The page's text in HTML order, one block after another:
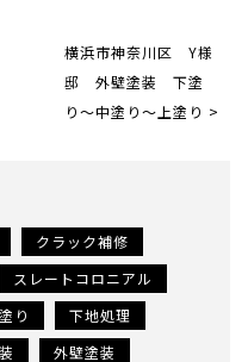
横浜市神奈川区 Y様
邸 外壁塗装 下塗
り〜中塗り〜上塗り >
クラック補修
スレートコロニアル
り
下地処理
外壁塗装